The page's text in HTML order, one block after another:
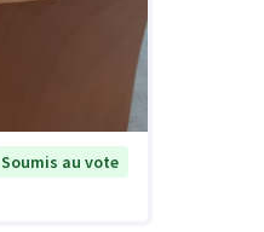
Soumis au vote